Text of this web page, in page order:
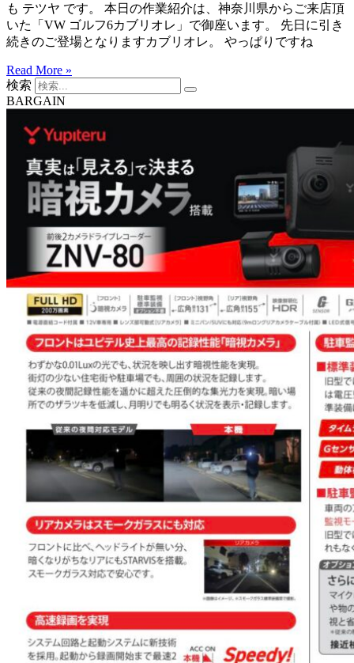
も テツヤ です。 本日の作業紹介は、神奈川県からご来店頂
いた「VW ゴルフ6カブリオレ」で御座います。 先日に引き
続きのご登場となりますカブリオレ。 やっぱりですね
Read More »
検索
BARGAIN